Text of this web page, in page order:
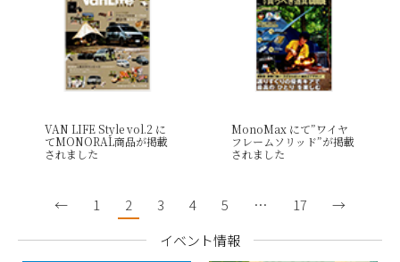
VAN LIFE Style vol.2 に
てMONORAL商品が掲載
されました
MonoMax にて”ワイヤ
フレームソリッド”が掲載
されました
← 1 2 3 4 5 … 17
→
イベント情報